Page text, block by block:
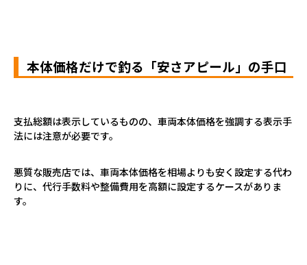
本体価格だけで釣る「安さアピール」の手口
支払総額は表示しているものの、車両本体価格を強調する表示手
法には注意が必要です。
悪質な販売店では、車両本体価格を相場よりも安く設定する代わ
りに、代行手数料や整備費用を高額に設定するケースがありま
す。